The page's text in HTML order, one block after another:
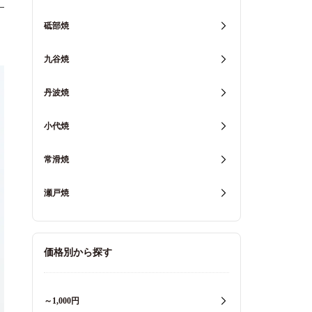
砥部焼
九谷焼
丹波焼
小代焼
常滑焼
瀬戸焼
価格別から探す
～1,000円